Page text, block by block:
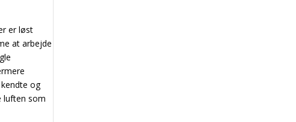
er løst
at arbejde
og
luften som